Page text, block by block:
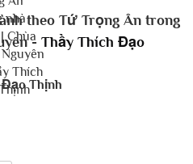
theo Tứ Trọng Ân trong
- Thầy Thích Đạo
Thịnh